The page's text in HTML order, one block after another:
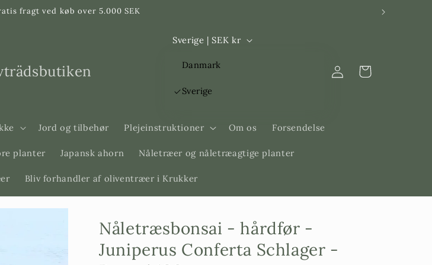
fragt ved køb over 5.000 SEK
Jord og tilbehør Plejeinstruktioner Om os Forsendelse
planter Japansk ahorn Nåletræer og nåletræagtige planter
Bliv forhandler af oliventræer i Krukker
L
R
e
i
o
n
Sverige | SEK kr
Danmark
Sverige
Log
ind
Indkøbskurv
Nåletræsbonsai - hårdfør -
Juniperus Conferta Schlager -